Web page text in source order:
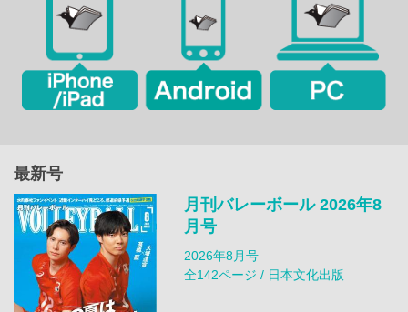
最新号
月刊バレーボール 2026年8
月号
2026年8月号
全142ページ / 日本文化出版